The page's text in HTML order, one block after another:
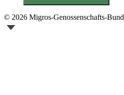
© 2026 Migros-Genossenschafts-Bund